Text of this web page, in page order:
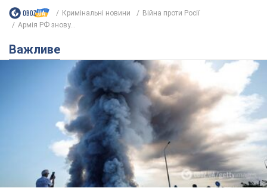
"У мене для росіян погані новини": Селезньов
припустив, чим закінчиться "війна складів"
Москва може стати "островом" і зануритися в темряву,
спрогнозував військовий експерт
5.08.2026 16:00 61,1 т.
Банки "готуються" до нового курсу
долара: українцям розповіли, чого
очікувати